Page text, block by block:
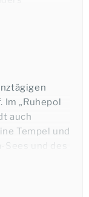
in
im
ist
Mustang-
Im „Ruhepol
auch
Tempel und
und des